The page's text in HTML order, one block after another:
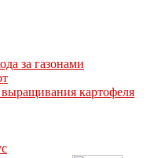
за газонами
картофеля